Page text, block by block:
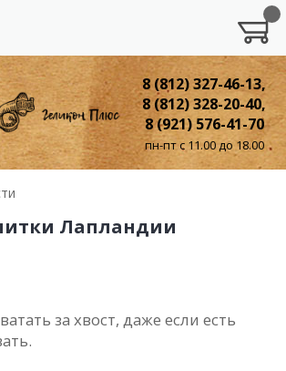
8 (812) 327-46-13,
8 (812) 328-20-40,
8 (921) 576-41-70
пн-пт с 11.00 до 18.00
Лапландии
за хвост, даже если есть